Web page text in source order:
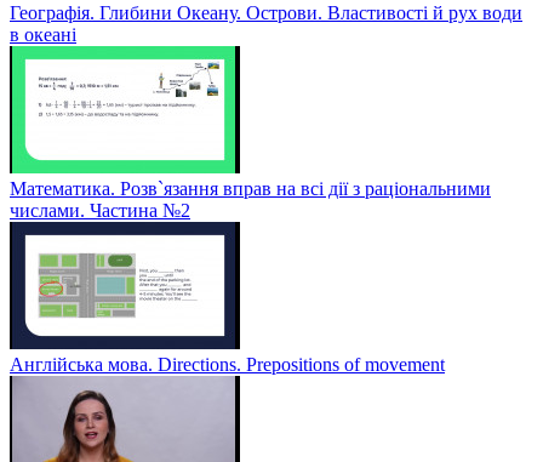
Географія. Глибини Океану. Острови. Властивості й рух води
в океані
Математика. Розв`язання вправ на всі дії з раціональними
числами. Частина №2
Англійська мова. Directions. Prepositions of movement